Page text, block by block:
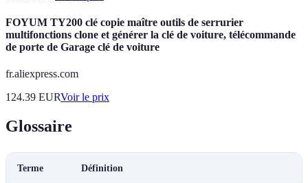
FOYUM TY200 clé copie maître outils de serrurier
multifonctions clone et générer la clé de voiture, télécommande
de porte de Garage clé de voiture
fr.aliexpress.com
124.39 EURVoir le prix
Glossaire
Terme Définition